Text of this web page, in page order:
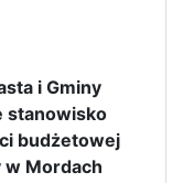
i Gminy
stanowisko
budżetowej
w Mordach